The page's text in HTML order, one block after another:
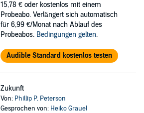
15,78 € oder kostenlos mit einem
Probeabo. Verlängert sich automatisch
für 6,99 €/Monat nach Ablauf des
Probeabos. Bedingungen gelten.
Audible Standard kostenlos testen
Zukunft
Von: Phillip P. Peterson
Gesprochen von: Heiko Grauel